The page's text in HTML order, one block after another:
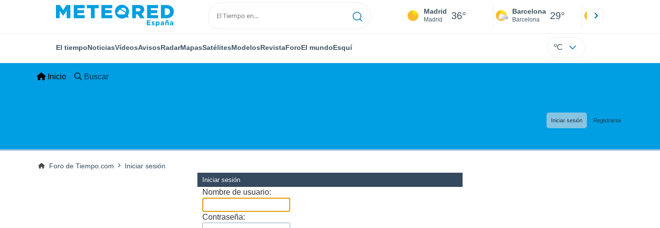
Madrid
Madrid 36° Barcelona
Barcelona 29°
El tiempoNoticiasVídeosAvisosRadarMapasSatélitesModelosRevistaForoEl mundoEsquí ºC
Inicio Buscar
Iniciar sesión Registrarse
Foro de Tiempo.com Iniciar sesión
Iniciar sesión
Nombre de usuario:
Contraseña: